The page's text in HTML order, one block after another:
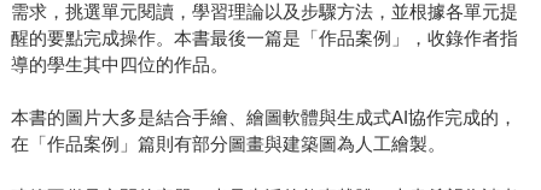
需求，挑選單元閱讀，學習理論以及步驟方法，並根據各單元提
醒的要點完成操作。本書最後一篇是「作品案例」，收錄作者指
導的學生其中四位的作品。
本書的圖片大多是結合手繪、繪圖軟體與生成式AI協作完成的，
在「作品案例」篇則有部分圖畫與建築圖為人工繪製。